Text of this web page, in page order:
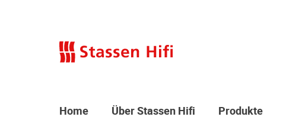
Home Über Stassen Hifi Produkte